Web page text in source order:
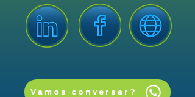
Vamos conversar?